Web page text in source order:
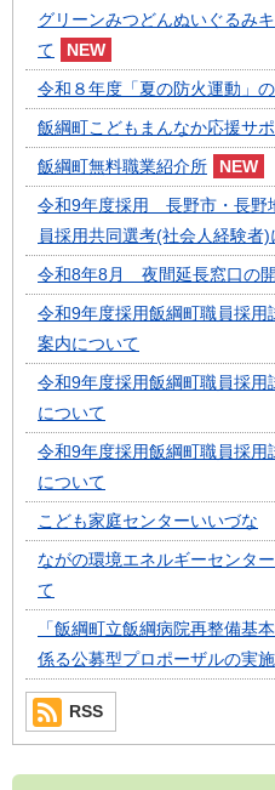
グリーンみつどんぬいぐるみ
て
令和８年度「夏の防火運動」
飯綱町こどもまんなか応援サ
飯綱町無料職業紹介所
令和9年度採用 長野市・長野
員採用共同選考(社会人経験者)
令和8年8月 夜間延長窓口の
令和9年度採用飯綱町職員採
案内について
令和9年度採用飯綱町職員採
について
令和9年度採用飯綱町職員採
について
こども家庭センターいいづな
ながの環境エネルギーセンタ
て
「飯綱町立飯綱病院再整備基
係る公募型プロポーザルの実施
RSS